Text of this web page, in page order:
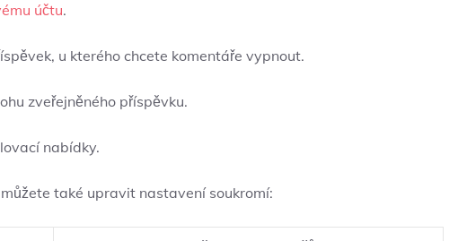
účtu.
u kterého chcete komentáře vypnout.
zveřejněného příspěvku.
nabídky.
také upravit nastavení soukromí: